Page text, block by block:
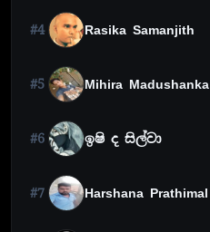
#4 Rasika Samanjith
#5 Mihira Madushanka
#6 ඉෂි ද සිල්වා
#7 Harshana Prathimal